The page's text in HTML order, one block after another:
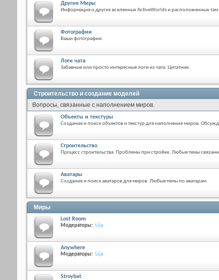
Другие Миры
Информация о других вселенных ActiveWorlds и расположенных там
Фотографии
Ваши фотографии.
Логи чата
Забавные или просто интересные логи из чата. Цитатник.
Строительство и создание моделей
Вопросы, связанные с наполнением миров.
Объекты и текстуры
Создание и поиск объектов и текстур для наполнения миров.
Строительство
Процесс строительства. Проблемы при стройке. Любые темы
Аватары
Создание и поиск аватаров для миров. Любые темы по аватарам.
Миры
Lost Room
Модераторы: Lija
Anywhere
Модераторы: Lija
Stroybat